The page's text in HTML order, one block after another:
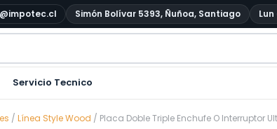
Simón Bolívar 5393, Ñuñoa, Santiago
Servicio Tecnico
/ Línea Style Wood / Placa Doble Triple Enchufe O Interruptor